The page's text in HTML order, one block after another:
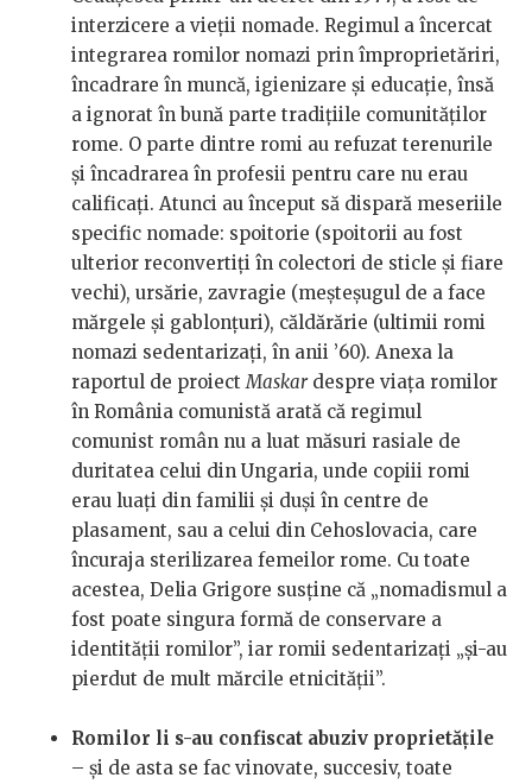
interzicere a vieții nomade. Regimul a încercat
integrarea romilor nomazi prin împroprietăriri,
încadrare în muncă, igienizare și educație, însă
a ignorat în bună parte tradițiile comunităților
rome. O parte dintre romi au refuzat terenurile
și încadrarea în profesii pentru care nu erau
calificați. Atunci au început să dispară meseriile
specific nomade: spoitorie (spoitorii au fost
ulterior reconvertiți în colectori de sticle și fiare
vechi), ursărie, zavragie (meșteșugul de a face
mărgele și gablonțuri), căldărărie (ultimii romi
nomazi sedentarizați, în anii ’60). Anexa la
raportul de proiect Maskardespre viața romilor
în România comunistă arată că regimul
comunist român nu a luat măsuri rasiale de
duritatea celui din Ungaria, unde copiii romi
erau luați din familii și duși în centre de
plasament, sau a celui din Cehoslovacia, care
încuraja sterilizarea femeilor rome. Cu toate
acestea, Delia Grigore susține că „nomadismul a
fost poate singura formă de conservare a
identității romilor”, iar romii sedentarizați „și-au
pierdut de mult mărcile etnicității”.
Romilor li s-au confiscat abuziv proprietățile
– și de asta se fac vinovate, succesiv, toate